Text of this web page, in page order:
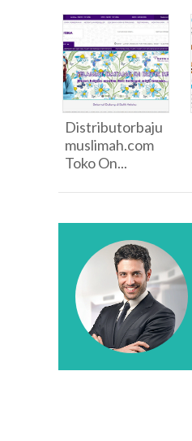
Distributorbaju
muslimah.com
Toko On...